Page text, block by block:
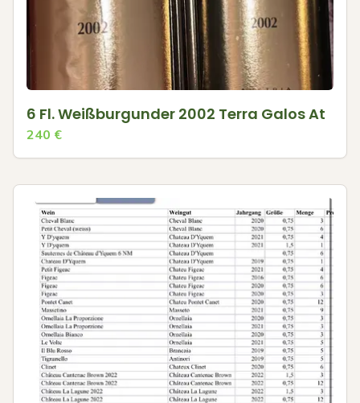
6 Fl. Weißburgunder 2002 Terra Galos At
240 €